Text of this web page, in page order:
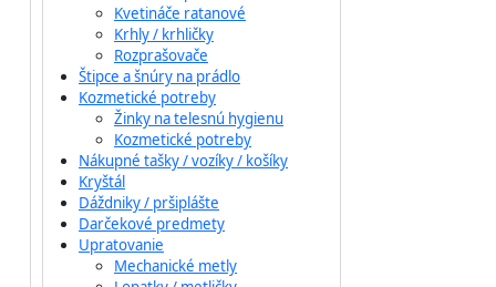
Kvetináče ratanové
Krhly / krhličky
Rozprašovače
Štipce a šnúry na prádlo
Kozmetické potreby
Žinky na telesnú hygienu
Kozmetické potreby
Nákupné tašky / vozíky / košíky
Kryštál
Dáždniky / pršiplášte
Darčekové predmety
Upratovanie
Mechanické metly